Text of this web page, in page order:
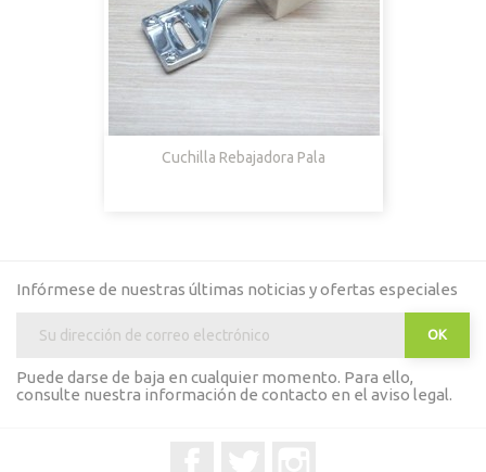
Cuchilla Rebajadora Pala
Infórmese de nuestras últimas noticias y ofertas especiales
Puede darse de baja en cualquier momento. Para ello,
consulte nuestra información de contacto en el aviso legal.